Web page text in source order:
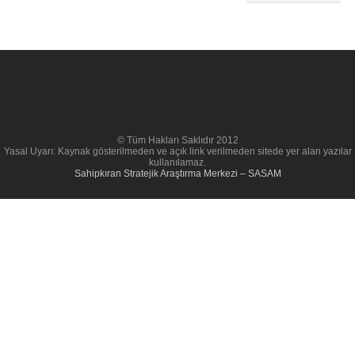
© Tüm Hakları Saklıdır 2012
Yasal Uyarı: Kaynak gösterilmeden ve açık link verilmeden sitede yer alan yazılar
kullanılamaz.
Sahipkıran Stratejik Araştırma Merkezi – SASAM